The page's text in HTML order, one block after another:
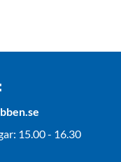
15.00 - 16.30